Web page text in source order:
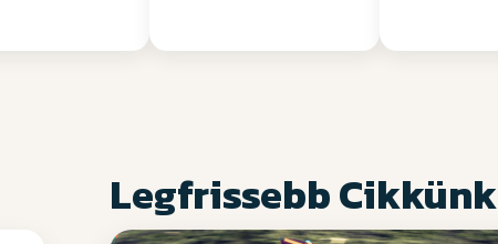
Legfrissebb Cikkünk